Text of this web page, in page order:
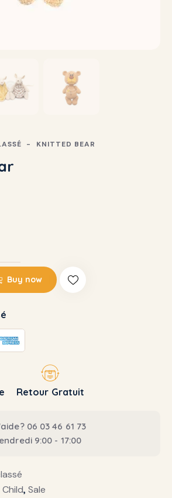
KNITTED BEAR
Buy now
Retour Gratuit
06 03 46 61 73
9:00 - 17:00
Child, Sale